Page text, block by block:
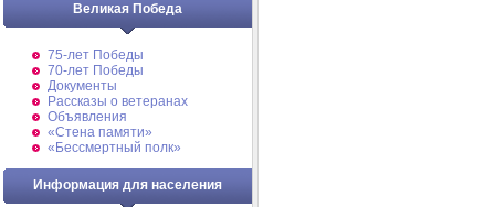
Великая Победа
75-лет Победы
70-лет Победы
Документы
Рассказы о ветеранах
Объявления
«Стена памяти»
«Бессмертный полк»
Информация для населения